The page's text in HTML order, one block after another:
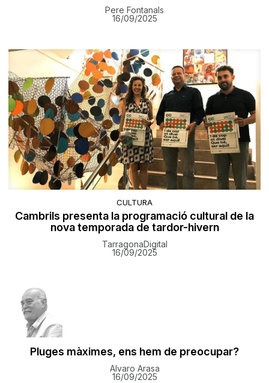
Pere Fontanals
16/09/2025
CULTURA
Cambrils presenta la programació cultural de la
nova temporada de tardor-hivern
TarragonaDigital
16/09/2025
Pluges màximes, ens hem de preocupar?
Alvaro Arasa
16/09/2025